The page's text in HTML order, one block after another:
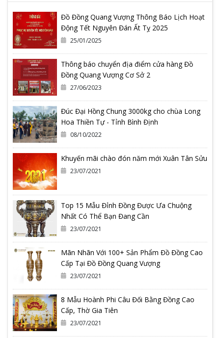
Đồ Đồng Quang Vượng Thông Báo Lịch Hoạt
Động Tết Nguyên Đán Ất Tỵ 2025
25/01/2025
Thông báo chuyển địa điểm cửa hàng Đồ
Đồng Quang Vượng Cơ Sở 2
27/06/2023
Đúc Đại Hồng Chung 3000kg cho chùa Long
Hoa Thiền Tự - Tỉnh Bình Định
08/10/2022
Khuyến mãi chào đón năm mới Xuân Tân Sửu
23/07/2021
Top 15 Mẫu Đỉnh Đồng Được Ưa Chuộng
Nhất Có Thể Bạn Đang Cần
23/07/2021
Mãn Nhãn Với 100+ Sản Phẩm Đồ Đồng Cao
Cấp Tại Đồ Đồng Quang Vượng
23/07/2021
8 Mẫu Hoành Phi Câu Đối Bằng Đồng Cao
Cấp, Thờ Gia Tiên
23/07/2021